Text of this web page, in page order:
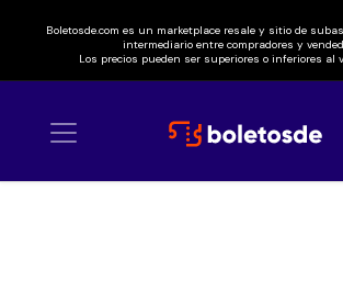
Boletosde.com es un marketplace resale y sitio de
intermediario entre compradores y
Los precios pueden ser superiores o inferiores al